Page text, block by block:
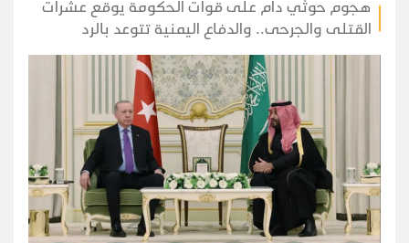
هجوم حوثي دام على قوات الحكومة يوقع عشرات
القتلى والجرحى.. والدفاع اليمنية تتوعد بالرد